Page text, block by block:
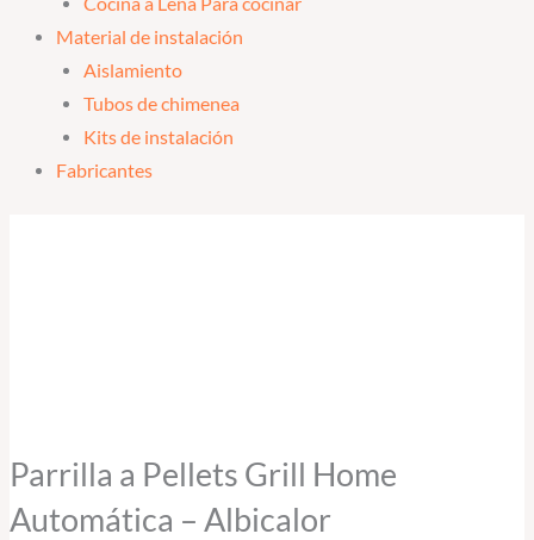
Material de instalación
Aislamiento
Tubos de chimenea
Kits de instalación
Fabricantes
Parrilla a Pellets Grill Home
Automática – Albicalor
Albicalor